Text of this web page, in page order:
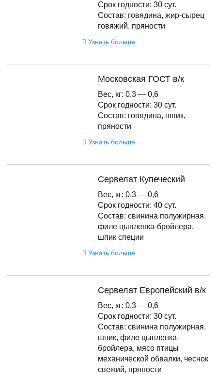
Срок годности: 30 сут.
Состав: говядина, жир-сырец
говяжий, пряности
Узнать больше
Московская ГОСТ в/к
Вес, кг: 0,3 — 0,6
Срок годности: 30 сут.
Состав: говядина, шпик,
пряности
Узнать больше
Сервелат Купеческий
Вес, кг: 0,3 — 0,6
Срок годности: 40 сут.
Состав: свинина полужирная,
филе цыпленка-бройлера,
шпик специи
Узнать больше
Сервелат Европейский в/к
Вес, кг: 0,3 — 0,6
Срок годности: 30 сут.
Состав: свинина полужирная,
шпик, филе цыпленка-
бройлера, мясо птицы
механической обвалки, чеснок
свежий, пряности